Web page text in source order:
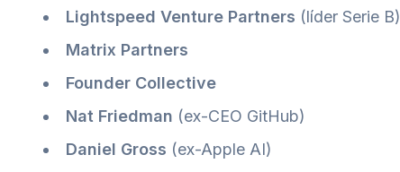
Lightspeed Venture Partners (líder Serie B)
Matrix Partners
Founder Collective
Nat Friedman (ex-CEO GitHub)
Daniel Gross (ex-Apple AI)